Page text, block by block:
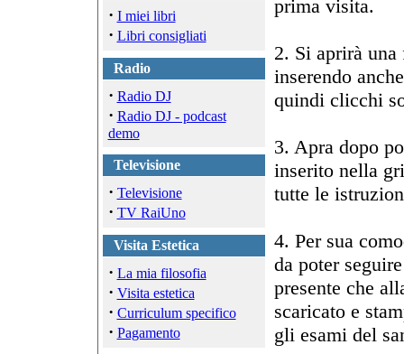
· I miei libri
· Libri consigliati
Radio
· Radio DJ
· Radio DJ - podcast
demo
Televisione
· Televisione
· TV RaiUno
Visita Estetica
· La mia filosofia
· Visita estetica
· Curriculum specifico
· Pagamento
prima visita.
2. Si aprirà
inserendo
quindi clicchi
3. Apra dopo
inserito nella
tutte le
4. Per sua
da poter
presente che
scaricato e
gli esami del